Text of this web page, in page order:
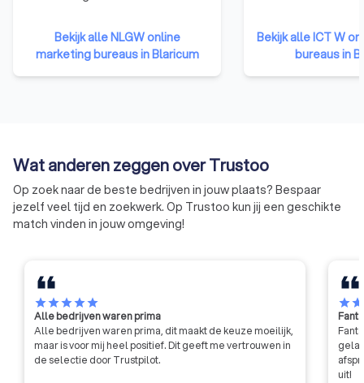
die zijn aangesloten bij NGRW
hebben namelijk bewezen over
de nodige kennis, ervaring en
vaardigheden te beschikken om
gedragscode van de NGRW. Dit
betekent dat ze niet zomaar hun
eigen gang kunnen gaan, maar
moeten voldoen aan strenge
eisen qua integriteit en
Bekijk alle NLGW online
marketing bureaus in Blaricum
netwerkevents. De
documenten van
zijn dé norm in de
zorgen ervoor dat
Bekijk alle ICT W
bureaus in
Wat anderen zeggen over Trustoo
Op zoek naar de beste bedrijven in jouw plaats? Bespaar
jezelf veel tijd en zoekwerk. Op Trustoo kun jij een geschikte
match vinden in jouw omgeving!
starstarstarstarstar
Alle bedrijven waren prima
Alle bedrijven waren prima, dit maakt de keuze moeilijk,
maar is voor mij heel positief. Dit geeft me vertrouwen in
de selectie door Trustpilot.
starstar
uit!